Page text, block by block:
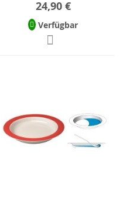
24,90 €
Verfügbar